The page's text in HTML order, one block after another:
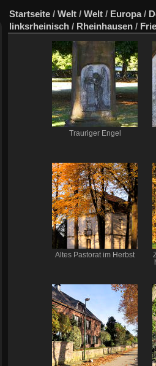
Startseite / Welt / Welt / Europa/
linksrheinisch / Rheinhausen /
Trauriger Engel
Altes Pastorat im Herbst